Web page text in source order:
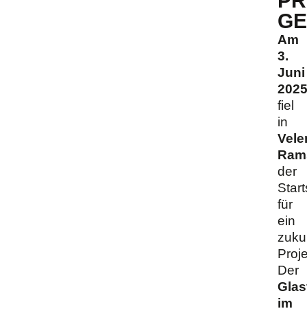
Am
3.
Juni
2025
fiel
in
der
für
ein
Der
im